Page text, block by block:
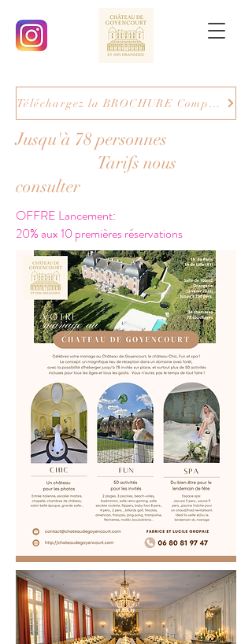
Téléchargez la BROCHURE Complète
Jusqu'à 78 personnes
Tarifs nous
consulter
OFFRE Lancement:
20% aux 10 premières réservations